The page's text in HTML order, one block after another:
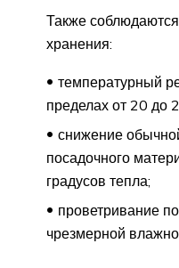
Также
хранения:
температурный
пределах от 20 до
снижение
посадочного
градусов тепла;
проветривание
чрезмерной